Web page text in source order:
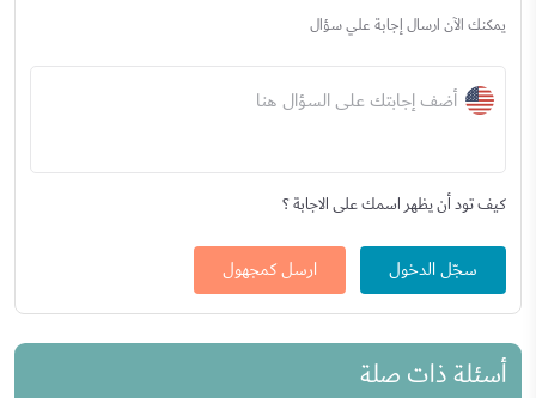
يمكنك الآن ارسال إجابة علي سؤال
أضف إجابتك على السؤال هنا
كيف تود أن يظهر اسمك على الاجابة ؟
سجّل الدخول ارسل كمجهول
أسئلة ذات صلة